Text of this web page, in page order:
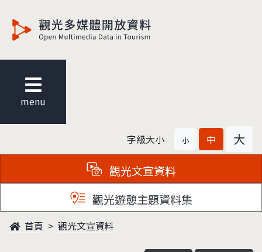
menu
字級大小 小 中 大
觀光文宣資料
觀光遊憩主題資料集
首頁 觀光文宣資料